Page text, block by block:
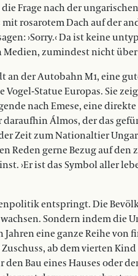
Frage nach der
rosarotem Dach auf der
›Sorry.‹ Da ist keine
Medien, zumindest nicht
der Autobahn M1, eine
Statue Europas. Sie
nach Emese, eine
Álmos, der das
Zeit zum Nationaltier
gerne Bezug auf den
›Er ist das Symbol aller
entspringt. Die
Sondern indem die
eine ganze Reihe von
ab dem vierten
Bau eines Hauses oder